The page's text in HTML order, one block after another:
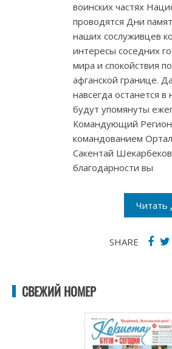
воинских частях
проводятся Дни
наших сослуживцев
интересы соседних
мира и спокойствия
афганской границе.
навсегда останется
будут упомянуты
Командующий
командованием
Сакентай
благодарности вы
Читать
SHARE
СВЕЖИЙ НОМЕР